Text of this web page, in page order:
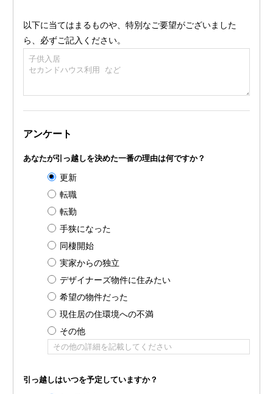
以下に当てはまるものや、特別なご要望がございました
ら、必ずご記入ください。
アンケート
あなたが引っ越しを決めた一番の理由は何ですか？
更新
転職
転勤
手狭になった
同棲開始
実家からの独立
デザイナーズ物件に住みたい
希望の物件だった
現住居の住環境への不満
その他
引っ越しはいつを予定していますか？